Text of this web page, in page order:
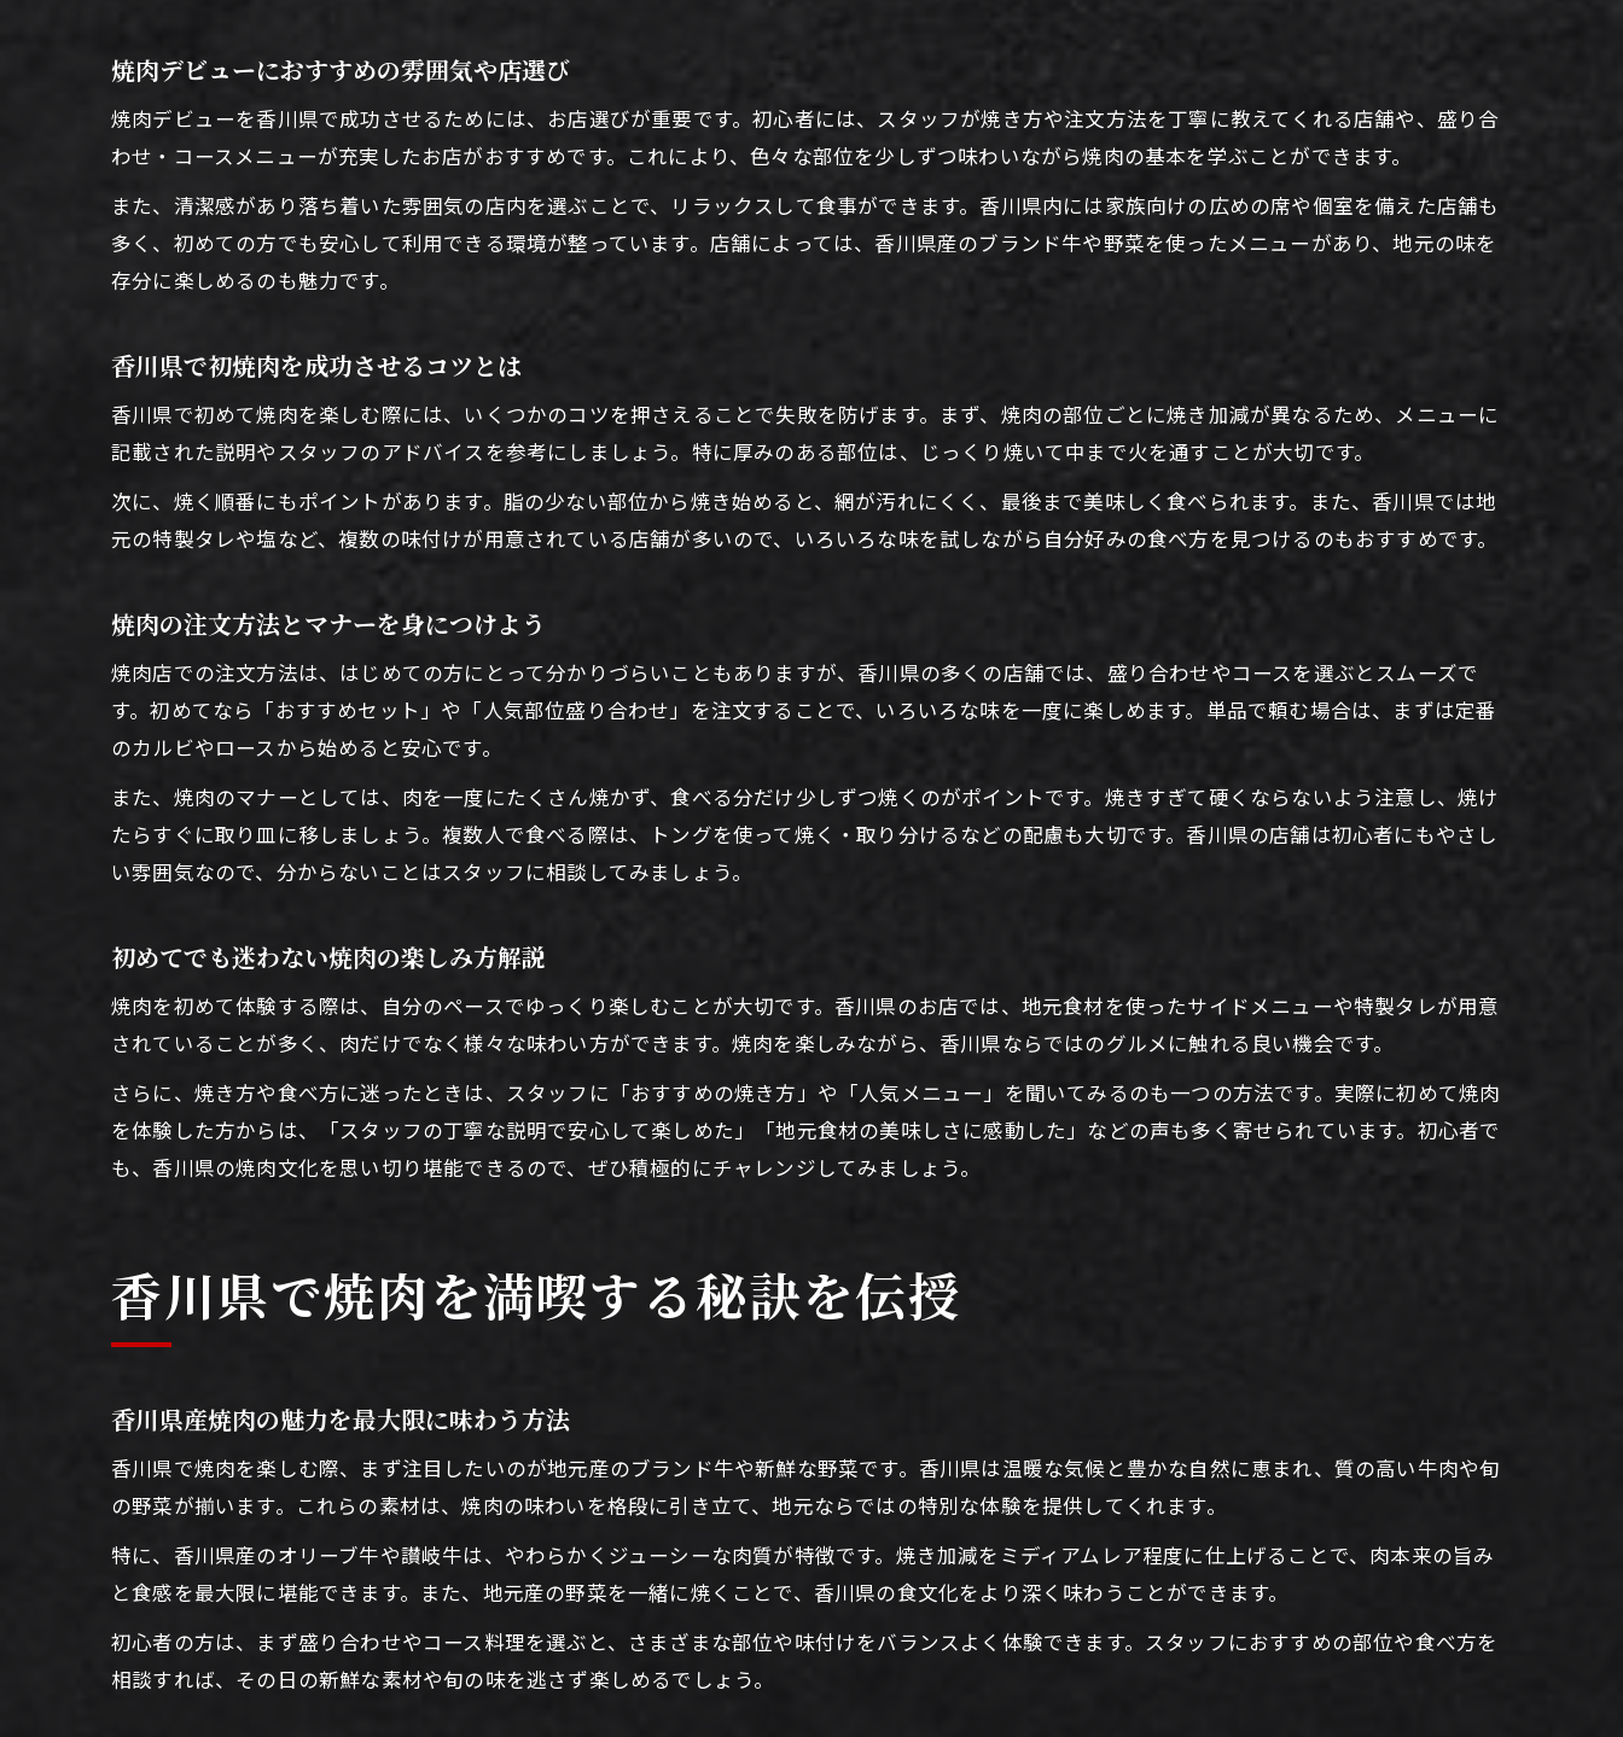
焼肉を美味しく味わうための基本ルール
香川県産焼肉の楽しみ方とマナーの基本
焼肉初心者が守りたい食べ方のポイント
香川県焼肉で押さえるべき順番とコツ
焼肉初心者の不安を解消するポイントまとめ
焼肉を初めて楽しむ際に役立つアドバイス
香川県で焼肉デビューを満喫する秘訣紹介
焼肉を安心して始めるためのチェックリスト
焼肉の味を引き立てる香川県流食べ方の秘訣
焼肉をさらに美味しくする調味料と組み合わせ
焼肉の焼き加減とタイミングを極めるコツ
焼肉デビューにおすすめの雰囲気や店選び
焼肉デビューを香川県で成功させるためには、お店選びが重要です。初心者には、スタッフが焼き方や注文方法を丁寧に教えてくれる店舗や、盛り合
わせ・コースメニューが充実したお店がおすすめです。これにより、色々な部位を少しずつ味わいながら焼肉の基本を学ぶことができます。
また、清潔感があり落ち着いた雰囲気の店内を選ぶことで、リラックスして食事ができます。香川県内には家族向けの広めの席や個室を備えた店舗も
多く、初めての方でも安心して利用できる環境が整っています。店舗によっては、香川県産のブランド牛や野菜を使ったメニューがあり、地元の味を
存分に楽しめるのも魅力です。
香川県で初焼肉を成功させるコツとは
香川県で初めて焼肉を楽しむ際には、いくつかのコツを押さえることで失敗を防げます。まず、焼肉の部位ごとに焼き加減が異なるため、メニューに
記載された説明やスタッフのアドバイスを参考にしましょう。特に厚みのある部位は、じっくり焼いて中まで火を通すことが大切です。
次に、焼く順番にもポイントがあります。脂の少ない部位から焼き始めると、網が汚れにくく、最後まで美味しく食べられます。また、香川県では地
元の特製タレや塩など、複数の味付けが用意されている店舗が多いので、いろいろな味を試しながら自分好みの食べ方を見つけるのもおすすめです。
焼肉の注文方法とマナーを身につけよう
焼肉店での注文方法は、はじめての方にとって分かりづらいこともありますが、香川県の多くの店舗では、盛り合わせやコースを選ぶとスムーズで
す。初めてなら「おすすめセット」や「人気部位盛り合わせ」を注文することで、いろいろな味を一度に楽しめます。単品で頼む場合は、まずは定番
のカルビやロースから始めると安心です。
また、焼肉のマナーとしては、肉を一度にたくさん焼かず、食べる分だけ少しずつ焼くのがポイントです。焼きすぎて硬くならないよう注意し、焼け
たらすぐに取り皿に移しましょう。複数人で食べる際は、トングを使って焼く・取り分けるなどの配慮も大切です。香川県の店舗は初心者にもやさし
い雰囲気なので、分からないことはスタッフに相談してみましょう。
初めてでも迷わない焼肉の楽しみ方解説
焼肉を初めて体験する際は、自分のペースでゆっくり楽しむことが大切です。香川県のお店では、地元食材を使ったサイドメニューや特製タレが用意
されていることが多く、肉だけでなく様々な味わい方ができます。焼肉を楽しみながら、香川県ならではのグルメに触れる良い機会です。
さらに、焼き方や食べ方に迷ったときは、スタッフに「おすすめの焼き方」や「人気メニュー」を聞いてみるのも一つの方法です。実際に初めて焼肉
を体験した方からは、「スタッフの丁寧な説明で安心して楽しめた」「地元食材の美味しさに感動した」などの声も多く寄せられています。初心者で
も、香川県の焼肉文化を思い切り堪能できるので、ぜひ積極的にチャレンジしてみましょう。
香川県で焼肉を満喫する秘訣を伝授
香川県産焼肉の魅力を最大限に味わう方法
香川県で焼肉を楽しむ際、まず注目したいのが地元産のブランド牛や新鮮な野菜です。香川県は温暖な気候と豊かな自然に恵まれ、質の高い牛肉や旬
の野菜が揃います。これらの素材は、焼肉の味わいを格段に引き立て、地元ならではの特別な体験を提供してくれます。
特に、香川県産のオリーブ牛や讃岐牛は、やわらかくジューシーな肉質が特徴です。焼き加減をミディアムレア程度に仕上げることで、肉本来の旨み
と食感を最大限に堪能できます。また、地元産の野菜を一緒に焼くことで、香川県の食文化をより深く味わうことができます。
初心者の方は、まず盛り合わせやコース料理を選ぶと、さまざまな部位や味付けをバランスよく体験できます。スタッフにおすすめの部位や食べ方を
相談すれば、その日の新鮮な素材や旬の味を逃さず楽しめるでしょう。
お問い合わせはこちら
お問い合わせはこちら